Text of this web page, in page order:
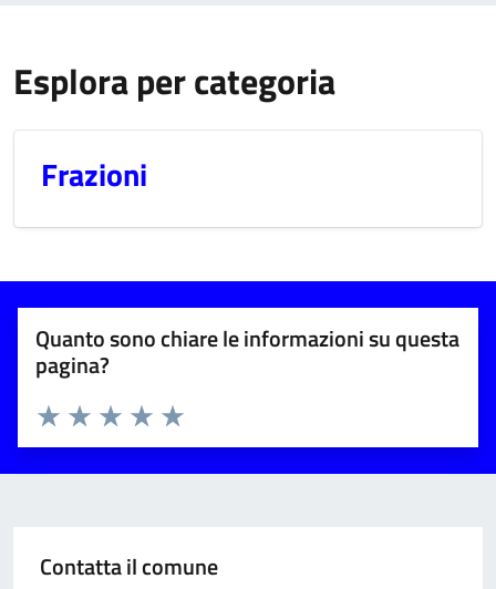
Esplora per categoria
Frazioni
Quanto sono chiare le informazioni su questa
pagina?
Valuta 1 stelle su 5
Valuta 2 stelle su 5
Valuta 3 stelle su 5
Valuta 4 stelle su 5
Contatta il comune